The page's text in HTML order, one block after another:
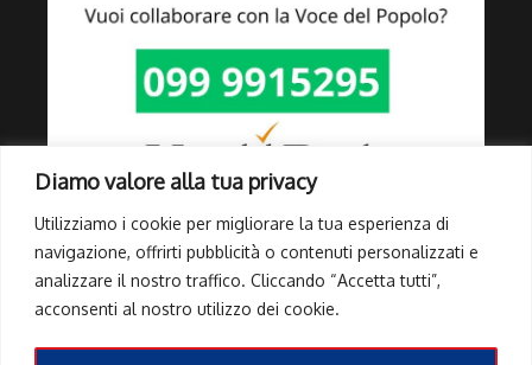
Diamo valore alla tua privacy
Utilizziamo i cookie per migliorare la tua esperienza di
navigazione, offrirti pubblicità o contenuti personalizzati e
analizzare il nostro traffico. Cliccando “Accetta tutti”,
acconsenti al nostro utilizzo dei cookie.
Link Utili